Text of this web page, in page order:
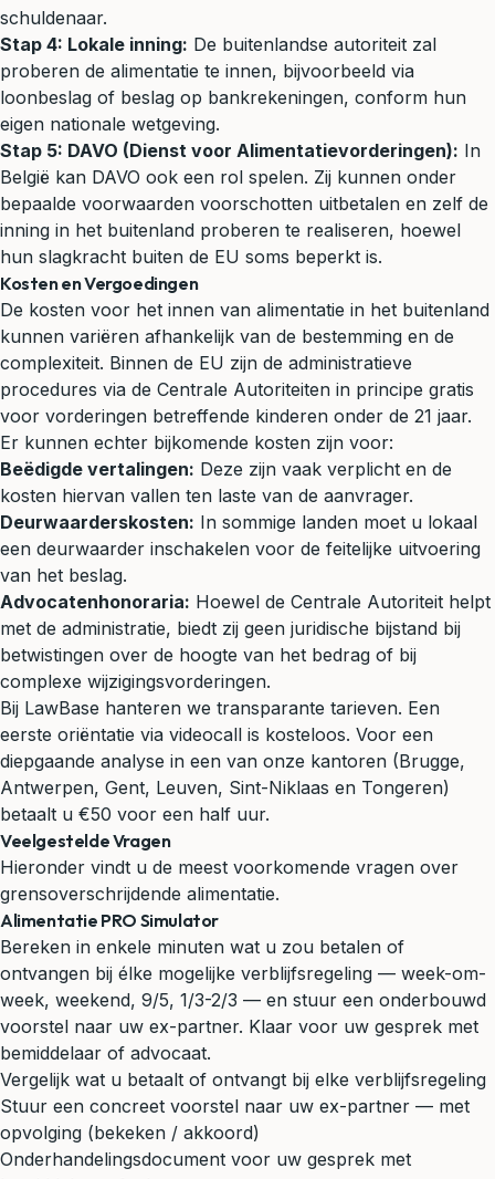
schuldenaar.
Stap 4: Lokale inning: De buitenlandse autoriteit zal
proberen de alimentatie te innen, bijvoorbeeld via
loonbeslag of beslag op bankrekeningen, conform hun
eigen nationale wetgeving.
Stap 5: DAVO (Dienst voor Alimentatievorderingen): In
België kan DAVO ook een rol spelen. Zij kunnen onder
bepaalde voorwaarden voorschotten uitbetalen en zelf de
inning in het buitenland proberen te realiseren, hoewel
hun slagkracht buiten de EU soms beperkt is.
Kosten en Vergoedingen
De kosten voor het innen van alimentatie in het buitenland
kunnen variëren afhankelijk van de bestemming en de
complexiteit. Binnen de EU zijn de administratieve
procedures via de Centrale Autoriteiten in principe gratis
voor vorderingen betreffende kinderen onder de 21 jaar.
Er kunnen echter bijkomende kosten zijn voor:
Beëdigde vertalingen: Deze zijn vaak verplicht en de
kosten hiervan vallen ten laste van de aanvrager.
Deurwaarderskosten: In sommige landen moet u lokaal
een deurwaarder inschakelen voor de feitelijke uitvoering
van het beslag.
Advocatenhonoraria: Hoewel de Centrale Autoriteit helpt
met de administratie, biedt zij geen juridische bijstand bij
betwistingen over de hoogte van het bedrag of bij
complexe wijzigingsvorderingen.
Bij LawBase hanteren we transparante tarieven. Een
eerste oriëntatie via videocall is kosteloos. Voor een
diepgaande analyse in een van onze kantoren (Brugge,
Antwerpen, Gent, Leuven, Sint-Niklaas en Tongeren)
betaalt u €50 voor een half uur.
Veelgestelde Vragen
Hieronder vindt u de meest voorkomende vragen over
grensoverschrijdende alimentatie.
Alimentatie PRO Simulator
Bereken in enkele minuten wat u zou betalen of
ontvangen bij élke mogelijke verblijfsregeling — week-om-
week, weekend, 9/5, 1/3-2/3 — en stuur een onderbouwd
voorstel naar uw ex-partner. Klaar voor uw gesprek met
bemiddelaar of advocaat.
Vergelijk wat u betaalt of ontvangt bij elke verblijfsregeling
Stuur een concreet voorstel naar uw ex-partner — met
opvolging (bekeken / akkoord)
Onderhandelingsdocument voor uw gesprek met